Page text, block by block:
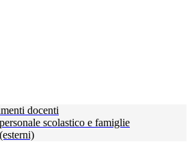
docenti
scolastico e famiglie